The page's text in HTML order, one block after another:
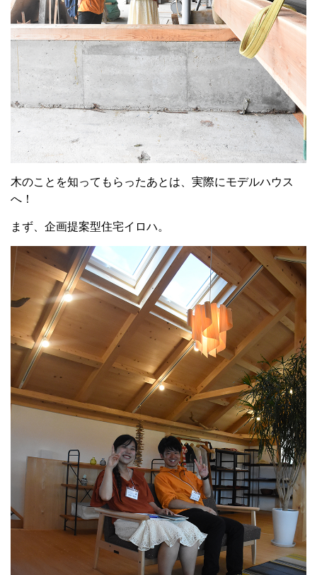
木のことを知ってもらったあとは、実際にモデルハウス
へ！
まず、企画提案型住宅イロハ。